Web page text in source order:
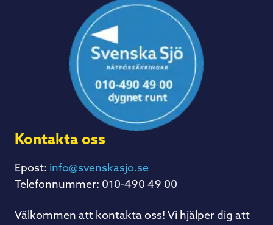
Kontakta oss
Epost: info@svenskasjo.se
Telefonnummer: 010-490 49 00
Välkommen att kontakta oss! Vi hjälper dig att